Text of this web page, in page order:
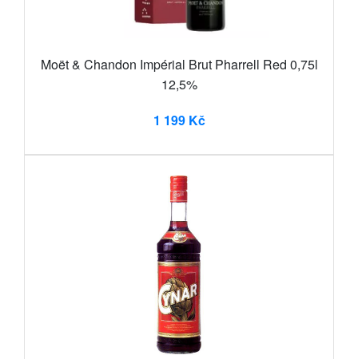
Moët & Chandon Impérial Brut Pharrell Red 0,75l
12,5%
1 199 Kč